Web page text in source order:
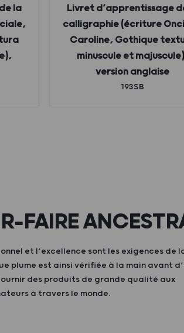
la
Livret d’apprentissage
calligraphie (écriture
Caroline, Gothique
minuscule et
version anglaise
193SB
FAIRE
et l’excellence sont les exigences de
plume est ainsi vérifiée à la main avant
des produits de grande qualité aux
à travers le monde.